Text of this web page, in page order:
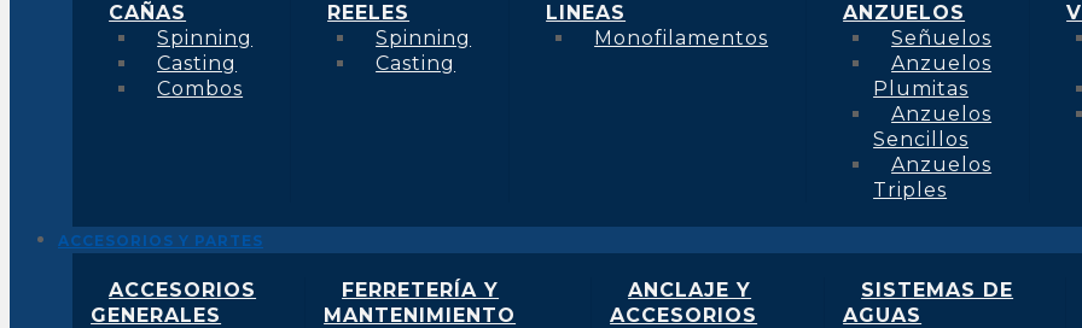
CAÑAS
Spinning
Casting
Combos
REELES
Spinning
Casting
LINEAS
Monofilamentos
ANZUELOS
Señuelos
Anzuelos
Plumitas
Anzuelos
Sencillos
Anzuelos
Triples
ACCESORIOS Y PARTES
ACCESORIOS
GENERALES
FERRETERÍA Y
MANTENIMIENTO
ANCLAJE Y
ACCESORIOS
SISTEMAS DE
AGUAS